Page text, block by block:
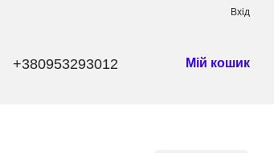
Вхід
+380953293012 Мій кошик